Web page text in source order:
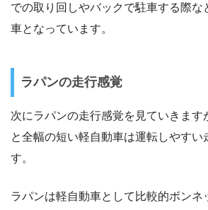
での取り回しやバックで駐車する際な
車となっています。
ラパンの走行感覚
次にラパンの走行感覚を見ていきます
と全幅の短い軽自動車は運転しやすい
す。
ラパンは軽自動車として比較的ボンネ